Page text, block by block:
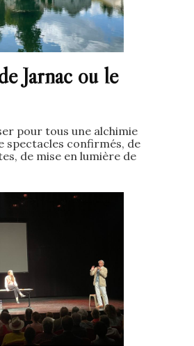
Jarnac ou le
pour tous une alchimie
spectacles confirmés, de
de mise en lumière de